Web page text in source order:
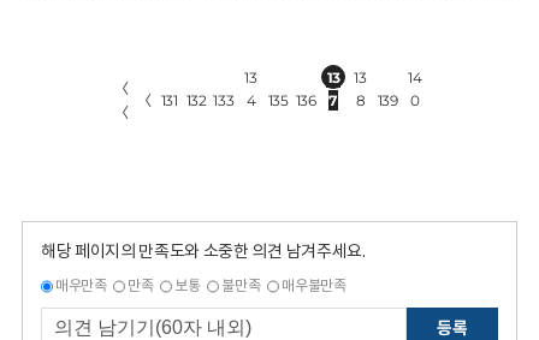
〈
〈
〈 131 132 133
13
4
135 136
13
7
13
8
139
14
0
해당 페이지의 만족도와 소중한 의견 남겨주세요.
매우만족 만족 보통 불만족 매우불만족
등록